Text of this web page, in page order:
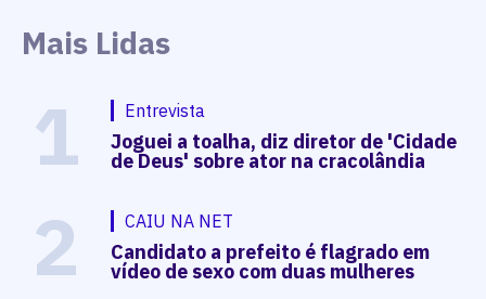
Mais Lidas
1 Entrevista
Joguei a toalha, diz diretor de 'Cidade
de Deus' sobre ator na cracolândia
2 CAIU NA NET
Candidato a prefeito é flagrado em
vídeo de sexo com duas mulheres